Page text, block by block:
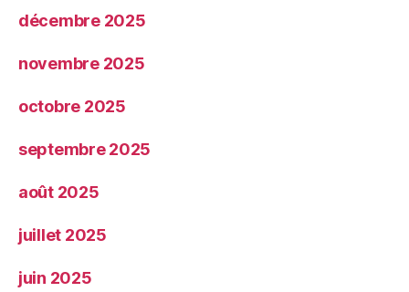
décembre 2025
novembre 2025
octobre 2025
septembre 2025
août 2025
juillet 2025
juin 2025